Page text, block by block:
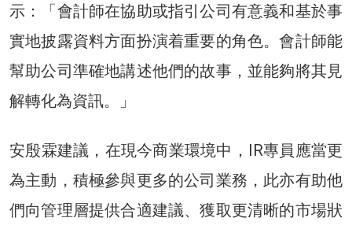
示：「會計師在協助或指引公司有意義和基於事
實地披露資料方面扮演着重要的角色。會計師能
幫助公司準確地講述他們的故事，並能夠將其見
解轉化為資訊。」
安殷霖建議，在現今商業環境中，IR專員應當更
為主動，積極參與更多的公司業務，此亦有助他
們向管理層提供合適建議、獲取更清晰的市場狀